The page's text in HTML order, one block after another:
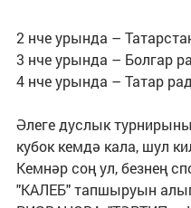
2 нче урында –
3 нче урында – Болгар
4 нче урында – Татар
Әлеге дуслык
кубок кемдә кала, шул
Кемнәр соң ул, безнең
"КАЛЕБ" тапшыруын